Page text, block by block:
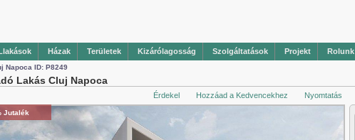
Házak Területek Kizárólagosság Szolgáltatások Projekt Rolunk
Napoca ID: P8249
Lakás Cluj Napoca
Érdekel Hozzáad a Kedvencekhez Nyomtatás
Jutalék